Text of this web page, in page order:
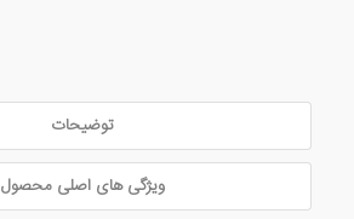
توضیحات
ویژگی های اصلی محصول